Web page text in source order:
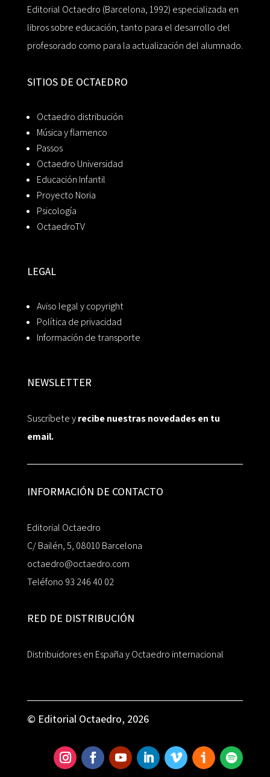
Editorial Octaedro (Barcelona, 1992) especializada en
libros sobre educación, tanto para el desarrollo del
profesorado como para la actualización del alumnado.
SITIOS DE OCTAEDRO
Octaedro distribución
Música y flamenco
Passos
Octaedro Universidad
Educación Infantil
Proyecto Noria
Psicología
OctaedroTV
LEGAL
Aviso legal y copyright
Política de privacidad
Información de transporte
NEWSLETTER
Suscríbete yrecibe nuestras novedades en tu
email.
INFORMACIÓN DE CONTACTO
Editorial Octaedro
C/ Bailén, 5, 08010 Barcelona
octaedro@octaedro.com
Teléfono 93 246 40 02
RED DE DISTRIBUCIÓN
Distribuidores en España y Octaedro internacional
© Editorial Octaedro, 2026